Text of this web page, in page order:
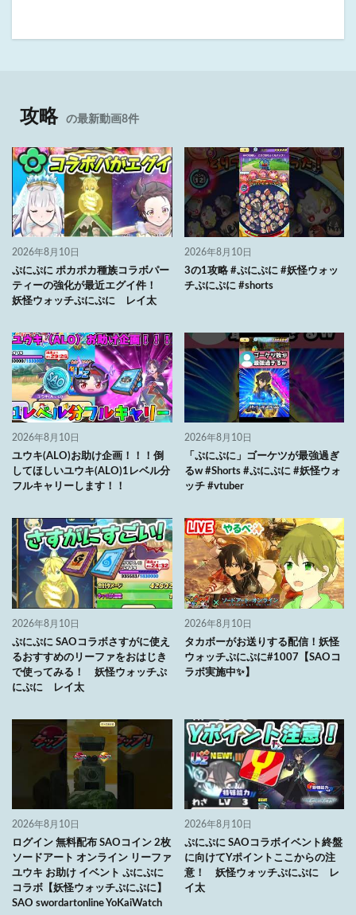
攻略 の最新動画8件
2026年8月10日
ぷにぷに ポカポカ種族コラボパー
ティーの強化が最近エグイ件！
妖怪ウォッチぷにぷに レイ太
2026年8月10日
3の1攻略 #ぷにぷに #妖怪ウォッ
チぷにぷに #shorts
2026年8月10日
ユウキ(ALO)お助け企画！！！倒
してほしいユウキ(ALO)1レベル分
フルキャリーします！！
2026年8月10日
「ぷにぷに」ゴーケツが最強過ぎ
るw #Shorts #ぷにぷに #妖怪ウォ
ッチ #vtuber
2026年8月10日
ぷにぷに SAOコラボさすがに使え
るおすすめのリーファをおはじき
で使ってみる！ 妖怪ウォッチぷ
にぷに レイ太
2026年8月10日
タカボーがお送りする配信！妖怪
ウォッチぷにぷに#1007【SAOコ
ラボ実施中✨】
2026年8月10日
ログイン 無料配布 SAOコイン 2枚
ソードアート オンライン リーファ
ユウキ お助け イベント ぷにぷに
コラボ【妖怪ウォッチぷにぷに】
SAO swordartonline YoKaiWatch
2026年8月10日
ぷにぷに SAOコラボイベント終盤
に向けてYポイントここからの注
意！ 妖怪ウォッチぷにぷに レ
イ太